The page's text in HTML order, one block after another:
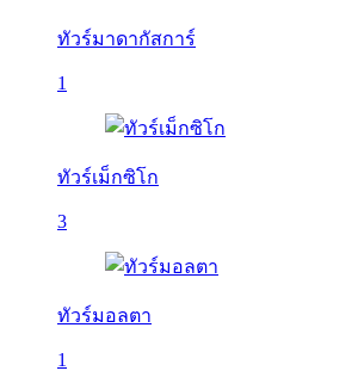
ทัวร์มาดากัสการ์
1
ทัวร์เม็กซิโก
3
ทัวร์มอลตา
1